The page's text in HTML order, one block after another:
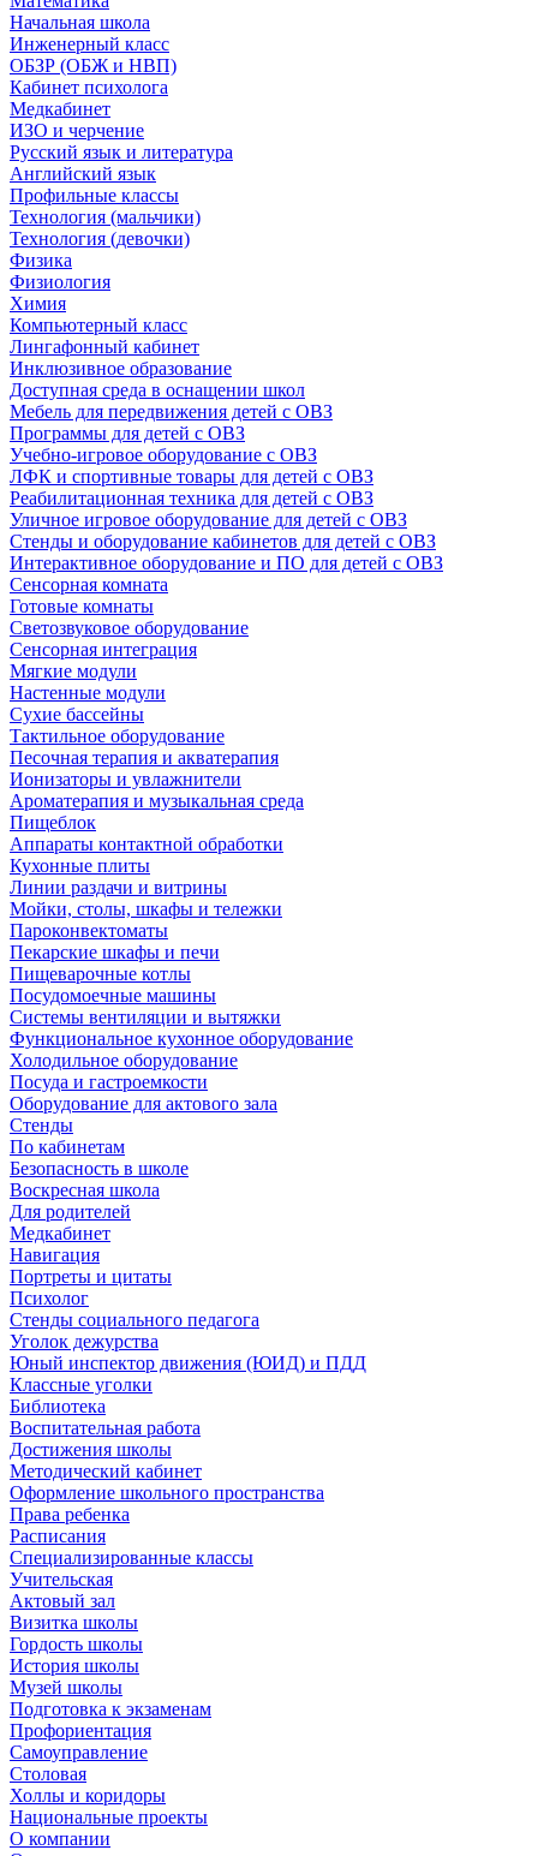
Начальная школа
Инженерный класс
ОБЗР (ОБЖ и НВП)
Кабинет психолога
Медкабинет
ИЗО и черчение
Русский язык и литература
Английский язык
Профильные классы
Технология (мальчики)
Технология (девочки)
Физика
Физиология
Химия
Компьютерный класс
Лингафонный кабинет
Инклюзивное образование
Доступная среда в оснащении школ
Мебель для передвижения детей с ОВЗ
Программы для детей с ОВЗ
Учебно-игровое оборудование с ОВЗ
ЛФК и спортивные товары для детей с ОВЗ
Реабилитационная техника для детей с ОВЗ
Уличное игровое оборудование для детей с ОВЗ
Стенды и оборудование кабинетов для детей с ОВЗ
Интерактивное оборудование и ПО для детей с ОВЗ
Сенсорная комната
Готовые комнаты
Светозвуковое оборудование
Сенсорная интеграция
Мягкие модули
Настенные модули
Сухие бассейны
Тактильное оборудование
Песочная терапия и акватерапия
Ионизаторы и увлажнители
Ароматерапия и музыкальная среда
Пищеблок
Аппараты контактной обработки
Кухонные плиты
Линии раздачи и витрины
Мойки, столы, шкафы и тележки
Пароконвектоматы
Пекарские шкафы и печи
Пищеварочные котлы
Посудомоечные машины
Системы вентиляции и вытяжки
Функциональное кухонное оборудование
Холодильное оборудование
Посуда и гастроемкости
Оборудование для актового зала
Стенды
По кабинетам
Безопасность в школе
Воскресная школа
Для родителей
Медкабинет
Навигация
Портреты и цитаты
Психолог
Стенды социального педагога
Уголок дежурства
Юный инспектор движения (ЮИД) и ПДД
Классные уголки
Библиотека
Воспитательная работа
Достижения школы
Методический кабинет
Оформление школьного пространства
Права ребенка
Расписания
Специализированные классы
Учительская
Актовый зал
Визитка школы
Гордость школы
История школы
Музей школы
Подготовка к экзаменам
Профориентация
Самоуправление
Столовая
Холлы и коридоры
Национальные проекты
О компании